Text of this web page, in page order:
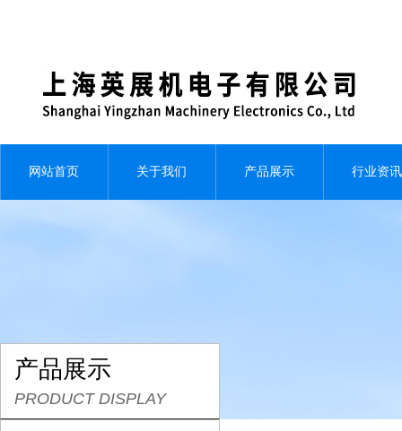
网站首页 关于我们 产品展示 行业资讯
产品展示
PRODUCT DISPLAY